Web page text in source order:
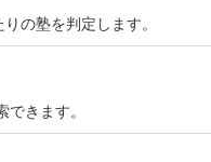
の塾を判定します。
きます。